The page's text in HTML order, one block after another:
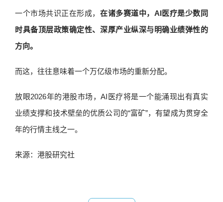
一个市场共识正在形成， 在诸多赛道中，AI医疗是少数同
时具备顶层政策确定性、深厚产业纵深与明确业绩弹性的
方向。
而这，往往意味着一个万亿级市场的重新分配。
放眼2026年的港股市场，AI医疗将是一个能涌现出有真实
业绩支撑和技术壁垒的优质公司的“富矿”，有望成为贯穿全
年的行情主线之一。
来源：港股研究社